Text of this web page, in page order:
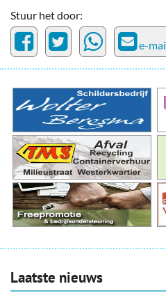
Stuur het door:
e-
Laatste nieuws